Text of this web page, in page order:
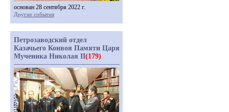
основан 28 сентября 2022 г.
Другие события
Петрозаводский отдел
Казачьего Конвоя Памяти Царя
Мученика Николая II(179)